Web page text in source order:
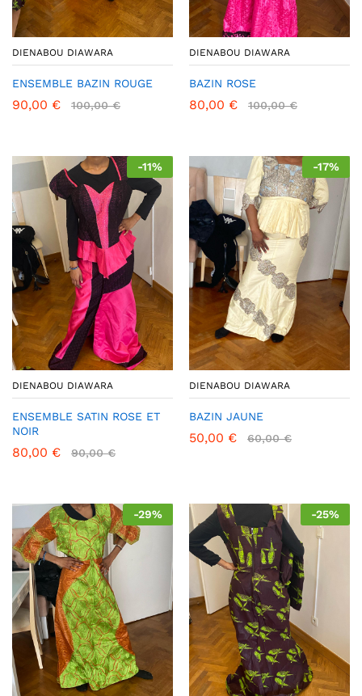
DIENABOU DIAWARA
ENSEMBLE BAZIN ROUGE
90,00 € 100,00€
DIENABOU DIAWARA
BAZIN ROSE
80,00 € 100,00€
-11%
DIENABOU DIAWARA
ENSEMBLE SATIN ROSE ET
NOIR
80,00 € 90,00€
-17%
DIENABOU DIAWARA
BAZIN JAUNE
50,00 € 60,00€
-29% -25%